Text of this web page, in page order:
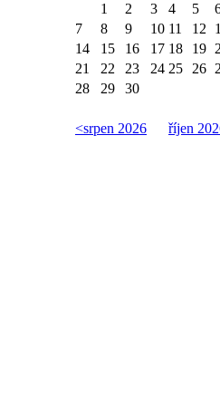
<srpen 2026 říjen
1 2 3 4 5
7
8 9 10 11 12
14
15 16 17 18 19
21
22 23 24 25 26
28
29 30